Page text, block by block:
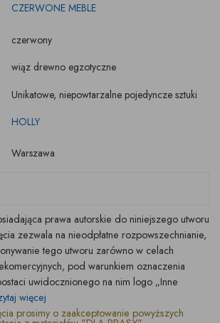
CZERWONE MEBLE
czerwony
wiąz drewno egzotyczne
Unikatowe, niepowtarzalne pojedyncze sztuki
HOLLY
Warszawa
prawa autorskie do niniejszego utworu
zezwala na nieodpłatne rozpowszechnianie,
tego utworu zarówno w celach
pod warunkiem oznaczenia
uwidocznionego na nim logo „Inne
więcej
prosimy o zaakceptowanie powyższych